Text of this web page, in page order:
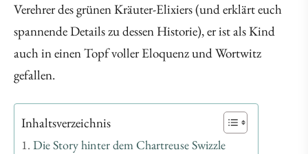
Verehrer des grünen Kräuter-Elixiers (und erklärt euch
spannende Details zu dessen Historie), er ist als Kind
auch in einen Topf voller Eloquenz und Wortwitz
gefallen.
Inhaltsverzeichnis
Die Story hinter dem Chartreuse Swizzle